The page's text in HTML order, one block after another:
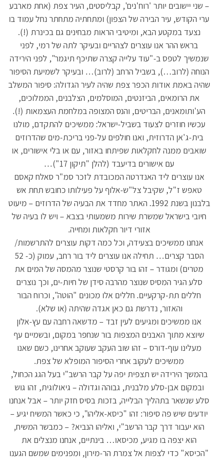
– שני יישובים יותר 'רוח'נים', קבליסטים, העיר צפת (אחת מארבע
ערי הקודש, עיר הבירה של הצפון) ומתחתיה מתחתר נחל עמוד בו
נצעד במקטע הבא, ומיטיבי הראות מבחינים גם בכינרת (!).
בראש ההר אנו עוצרים לצהריים ובעיקר לתה של רמי, לפני
שנמשיך לטפס ב-"עוד עלייה קצרה שתיכף תיגמר", לפני הירידה
הנוחה (לרוב…), בשביל הרחב (לרוב)… ובעיקר לשמיעת הסיפור
שהיה באמת אודות הכפר צפת שהיה לעיר הגדולה: סיפור המשלב
את הרומאים, הביזנטים, המוסלמים, הצלבנים, הממלוכים,
הע'ותומאנים, הבריטים, והנס המצופה במלחמת העצמאות (!).
עכשיו חוזרים לצעוד בשביל-ישראל: ממשיכים להתקדם, מולנו
בית-ג'אן הדרוזית, ואנו חולפים על-פני בריכת-מים שהדרוזים
שואבים ממנה לחקלאות שפיתחו באזור, עם או בלי אישורים, או
עם אישורים בדיעבד (להלן "תיקון 17")…
אנו עוצרים ליד האנדרטה המכובדת לזכר סמ"ר סאלח קאסם
טאפש ז"ל, שקיבל צל"ש-אלוף על פעילותו כחובש תחת אש
בלבנון בשנת 1992. האתר מחדד את הבעיה של הדרוזים – מיעוט
חיובי בישראל שמשרת שירות משמעותי בצבא – ויש לו בעיה של
אזורי דיור חקלאות ומחייה.
אנחנו ממשיכים בצעידה, וכל כמה דקות עוצרים להתרשמות/
הסבר קצרים… תחילה אנו עוצרים ליד בור רחב, עמוק (כ- 52
מטרים) ומגודר – זהו בור קרסטי שנוצר מהמסה של המים את
סלע הגיר המסיס שנוצר מהרבה סידן של חיות-ים, וכך נוצרים
חללים תת-קרקעיים. חללים אלו מכונים "הוטה", וכרוח הבור
והאזור, נדרשת גם כאן אגדה שהיתה (או שלא).
אנו ממשיכים ומגיעים לעין זבד – מדשאה רחבה עם עץ-אלון
שיוצא מתוך האבנים המצפות בור שנחפר במקום, ובשמיים עף
מעלינו עוף-דורס – זהו שוב העקב שעוקב אחרינו, כשם שאנו
ממשיכים לעקוב אחרי הסיפור המופלא של צפת.
בהמשך הירידה יש תצפית יפה על קבר הרשב"י בעל הגג הכחול,
ובמקום אבן-סלע מלבנית, גבוהה וגדולה – גיאולוגית, זהו גוש
סלע שנשאר בתהליך הבלייה, בזכות בסיס חזק יותר – אבל אנחנו
יודעים שיש פה סיפור: זהו "כיסא-אליהו", כי כאשר המשיח יגיע –
הוא יעבור דרך קבר הרשב"י, ואליהו הנביא? – כמבשר המשיח,
הוא יצפה בו מגיע, מכיסאו… בינתיים, אנחנו מנצלים את
"הכיסא" כדי לצפות אל צמרת הר-מירון, ומפנימים שמשם הגענו